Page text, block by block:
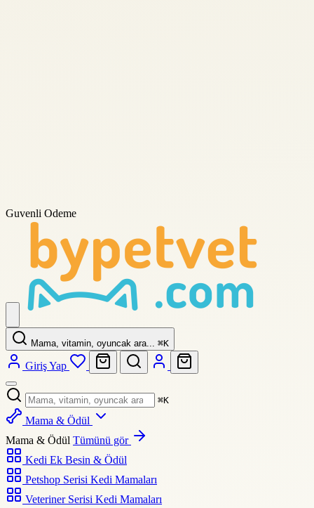
Guvenli Odeme
Mama, vitamin, oyuncak ara... ⌘K
Giriş Yap
⌘K
Mama & Ödül
Mama & Ödül Tümünü gör
Kedi Ek Besin & Ödül
Petshop Serisi Kedi Mamaları
Veteriner Serisi Kedi Mamaları